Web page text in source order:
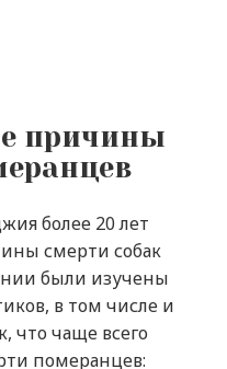
причины
более 20 лет
смерти собак
были изучены
в том числе и
что чаще всего
померанцев: